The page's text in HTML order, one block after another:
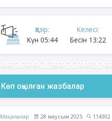
Қазір:
Күн 05:44
Келесі:
Бесін 13:22
Көп оқылған жазбалар
Мақалалар 28 маусым 2025
114302